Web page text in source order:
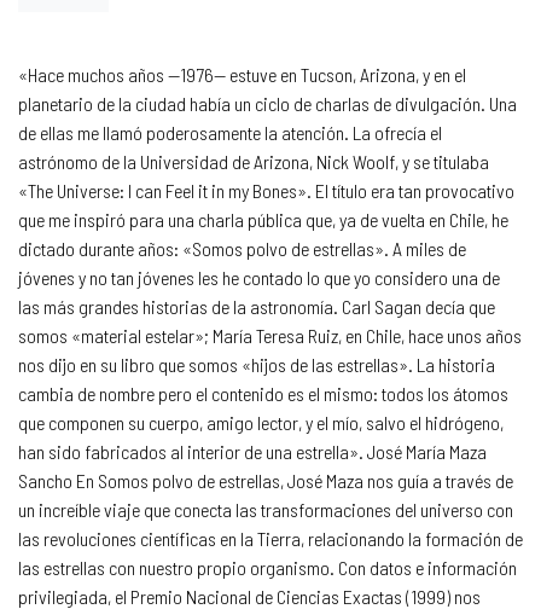
«Hace muchos años —1976— estuve en Tucson, Arizona, y en el
planetario de la ciudad había un ciclo de charlas de divulgación. Una
de ellas me llamó poderosamente la atención. La ofrecía el
astrónomo de la Universidad de Arizona, Nick Woolf, y se titulaba
«The Universe: I can Feel it in my Bones». El título era tan provocativo
que me inspiró para una charla pública que, ya de vuelta en Chile, he
dictado durante años: «Somos polvo de estrellas». A miles de
jóvenes y no tan jóvenes les he contado lo que yo considero una de
las más grandes historias de la astronomía. Carl Sagan decía que
somos «material estelar»; María Teresa Ruiz, en Chile, hace unos años
nos dijo en su libro que somos «hijos de las estrellas». La historia
cambia de nombre pero el contenido es el mismo: todos los átomos
que componen su cuerpo, amigo lector, y el mío, salvo el hidrógeno,
han sido fabricados al interior de una estrella». José María Maza
Sancho En Somos polvo de estrellas, José Maza nos guía a través de
un increíble viaje que conecta las transformaciones del universo con
las revoluciones científicas en la Tierra, relacionando la formación de
las estrellas con nuestro propio organismo. Con datos e información
privilegiada, el Premio Nacional de Ciencias Exactas (1999) nos